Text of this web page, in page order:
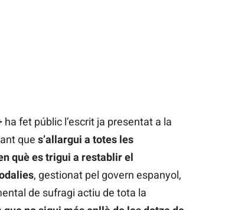
ha fet públic l’escrit ja presentat a la
que s’allargui a totes les
què es trigui a restablir el
, gestionat pel govern espanyol,
de sufragi actiu de tota la